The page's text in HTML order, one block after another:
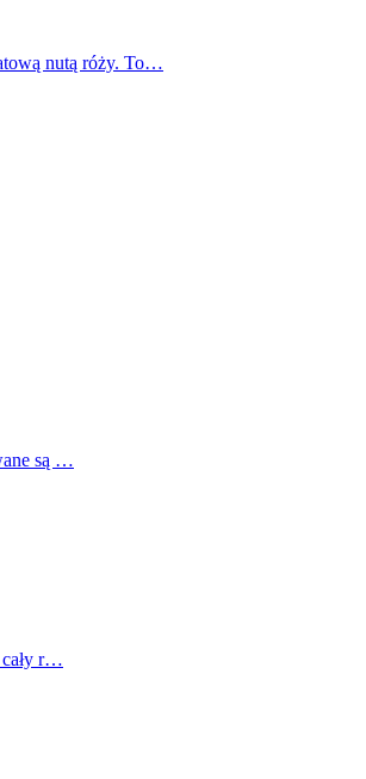
nutą róży. To…
są …
cały r…